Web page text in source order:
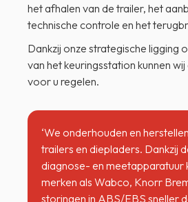
het afhalen van de trailer, het
technische controle en het
Dankzij onze strategische ligging
van het keuringsstation kunnen
voor u regelen.
‘We onderhouden en
trailers en diepladers. Dankzij
diagnose- en meetapparatuur
merken als Wabco, Knorr
storingen in ABS/EBS sneller